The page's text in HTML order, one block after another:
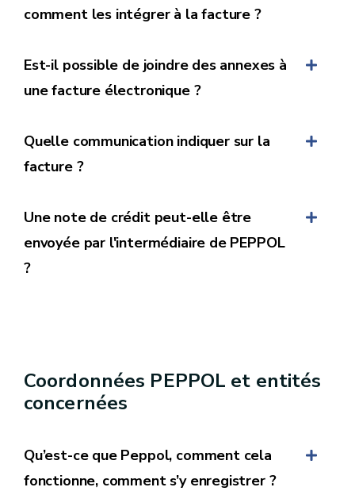
comment les intégrer à la facture ?
SPW
Correspondant Comptable. Leurs références sont
fournies par l’administration du SPW avec laquelle
Les références du Correspondant Comptable et
surtout l’adresse mail devront être indiquées sur
2. Le numéro d'engagement juridique
numéro. Il constitue la référence OBLIGATOIRE
que le fournisseur appose sur tous les documents
Est-il possible de joindre des annexes à
une facture électronique ?
Quelle communication indiquer sur la
facture ?
Une note de crédit peut-elle être
envoyée par l'intermédiaire de PEPPOL
?
Coordonnées PEPPOL et entités
concernées
Qu’est-ce que Peppol, comment cela
fonctionne, comment s’y enregistrer ?